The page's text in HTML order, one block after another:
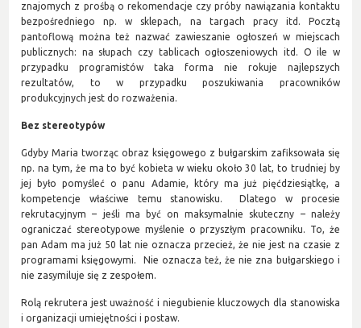
znajomych z prośbą o rekomendacje czy próby nawiązania kontaktu
bezpośredniego np. w sklepach, na targach pracy itd. Pocztą
pantoflową można też nazwać zawieszanie ogłoszeń w miejscach
publicznych: na słupach czy tablicach ogłoszeniowych itd. O ile w
przypadku programistów taka forma nie rokuje najlepszych
rezultatów, to w przypadku poszukiwania pracowników
produkcyjnych jest do rozważenia.
Bez stereotypów
Gdyby Maria tworząc obraz księgowego z bułgarskim zafiksowała się
np. na tym, że ma to być kobieta w wieku około 30 lat, to trudniej by
jej było pomyśleć o panu Adamie, który ma już pięćdziesiątkę, a
kompetencje właściwe temu stanowisku. Dlatego w procesie
rekrutacyjnym – jeśli ma być on maksymalnie skuteczny – należy
ograniczać stereotypowe myślenie o przyszłym pracowniku. To, że
pan Adam ma już 50 lat nie oznacza przecież, że nie jest na czasie z
programami księgowymi. Nie oznacza też, że nie zna bułgarskiego i
nie zasymiluje się z zespołem.
Rolą rekrutera jest uważność i niegubienie kluczowych dla stanowiska
i organizacji umiejętności i postaw.